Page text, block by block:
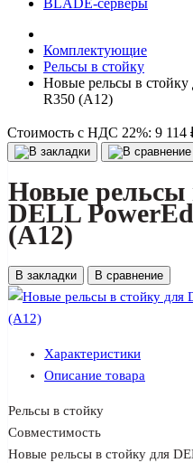
BLADE-серверы
Комплектующие
Рельсы в стойку
Новые рельсы в
R350 (A12)
Стоимость с НДС 22%: 9 114
Новые рельсы
DELL
(A12)
В закладки В сравнение
Характеристики
Описание товара
Рельсы в стойку
Совместимость
Новые рельсы в стойку для